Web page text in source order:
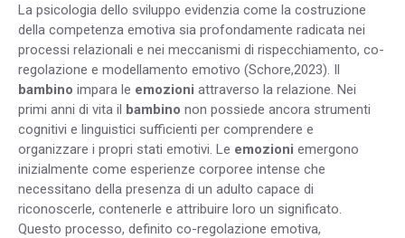
La psicologia dello sviluppo evidenzia come la costruzione
della competenza emotiva sia profondamente radicata nei
processi relazionali e nei meccanismi di rispecchiamento, co-
regolazione e modellamento emotivo (Schore,2023). Il
bambino impara le emozioni attraverso la relazione. Nei
primi anni di vita il bambino non possiede ancora strumenti
cognitivi e linguistici sufficienti per comprendere e
organizzare i propri stati emotivi. Le emozioni emergono
inizialmente come esperienze corporee intense che
necessitano della presenza di un adulto capace di
riconoscerle, contenerle e attribuire loro un significato.
Questo processo, definito co-regolazione emotiva,